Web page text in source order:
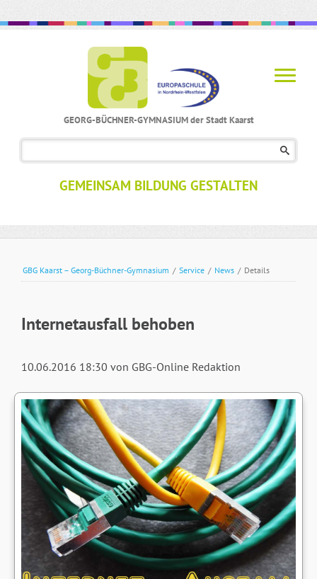
GEORG-BÜCHNER-GYMNASIUM der Stadt Kaarst
GEMEINSAM BILDUNG GESTALTEN
GBG Kaarst – Georg-Büchner-Gymnasium / Service / News / Details
Internetausfall behoben
10.06.2016 18:30 von GBG-Online Redaktion